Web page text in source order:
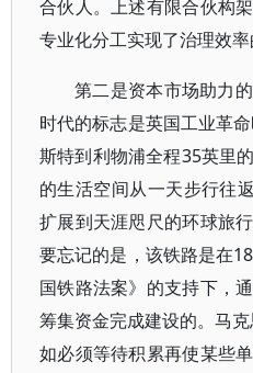
合伙人。上述有限合伙构
专业化分工实现了治理效率
第二是资本市场助力
时代的标志是英国工业革
斯特到利物浦全程35英里
的生活空间从一天步行往
扩展到天涯咫尺的环球旅
要忘记的是，该铁路是在
国铁路法案》的支持下，
筹集资金完成建设的。马
如必须等待积累再使某些